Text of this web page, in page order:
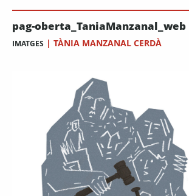
pag-oberta_TaniaManzanal_web
IMATGES | TÀNIA MANZANAL CERDÀ